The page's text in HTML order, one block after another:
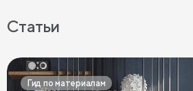
Фиолетовые диваны Оранжевые
Статьи
Гид по материалам